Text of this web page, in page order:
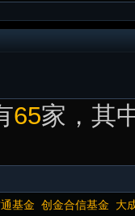
65家，其
基金 创金合信基金
大